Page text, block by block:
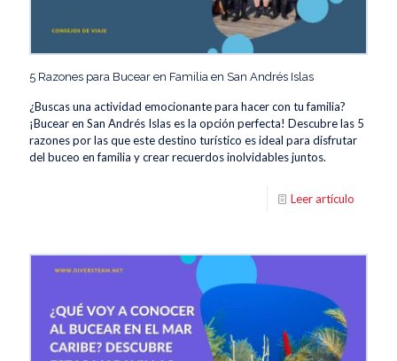
5 Razones para Bucear en Familia en San Andrés Islas
¿Buscas una actividad emocionante para hacer con tu familia?
¡Bucear en San Andrés Islas es la opción perfecta! Descubre las 5
razones por las que este destino turístico es ideal para disfrutar
del buceo en familia y crear recuerdos inolvidables juntos.
Leer artículo